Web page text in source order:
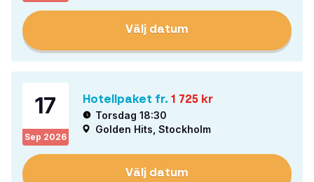
Välj datum
17
Sep 2026
Hotellpaket fr. 1 725 kr
Torsdag 18:30
Golden Hits, Stockholm
Välj datum